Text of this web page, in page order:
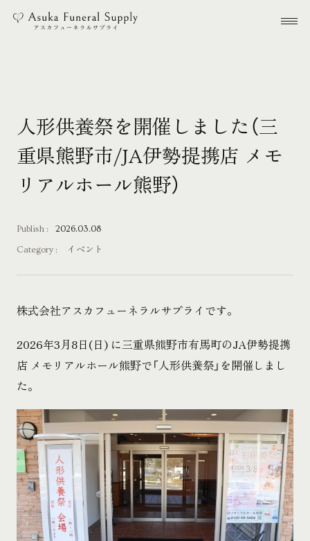
メ
人形供養祭を開催しました（三
重県熊野市/JA伊勢提携店 メモ
リアルホール熊野）
Publish : 2026.03.08
Category : イベント
株式会社アスカフューネラルサプライです。
2026年3月8日(日) に三重県熊野市有馬町のJA伊勢提携
店 メモリアルホール熊野で「人形供養祭」を開催しまし
た。